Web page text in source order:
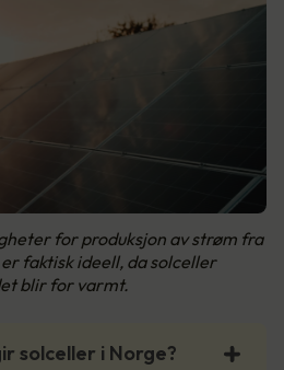
for produksjon av strøm fra
faktisk ideell, da solceller
blir for varmt.
solceller i Norge?